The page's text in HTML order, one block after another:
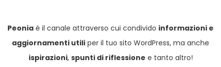
Peonia è il canale attraverso cui condivido informazioni e
aggiornamenti utili per il tuo sito WordPress, ma anche
ispirazioni, spunti di riflessione e tanto altro!